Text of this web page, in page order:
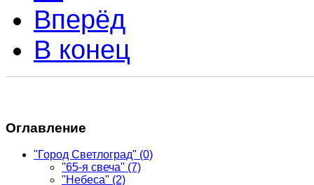
Вперёд
В конец
Оглавление
"Город Светлоград" (0)
"65-я свеча" (7)
"Небеса" (2)